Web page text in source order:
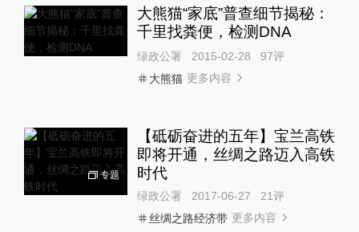
大熊猫“家底”普查细节揭秘：
千里找粪便，检测DNA
绿政公署 2015-02-28 97评
大熊猫 更多内容
专题
【砥砺奋进的五年】宝兰高铁
即将开通，丝绸之路迈入高铁
时代
绿政公署 2017-06-27 21评
丝绸之路经济带 更多内容